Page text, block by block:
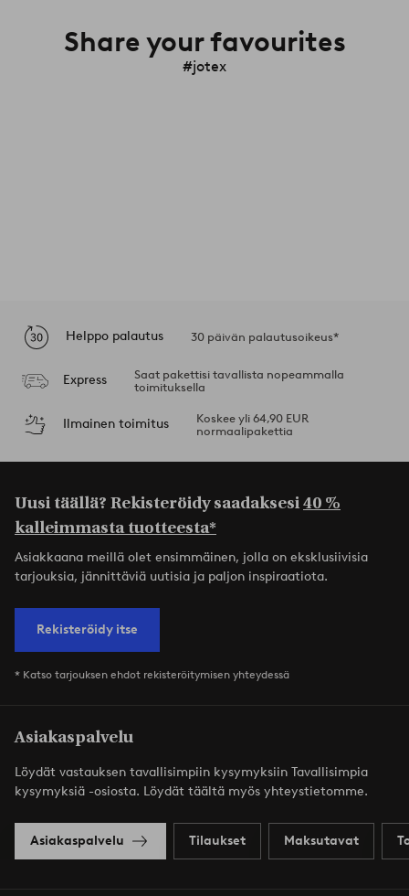
Share your favourites
#jotex
Helppo palautus 30 päivän palautusoikeus*
Express
Saat pakettisi tavallista nopeammalla
toimituksella
Ilmainen toimitus
Koskee yli 64,90 EUR
normaalipakettia
Uusi täällä? Rekisteröidy saadaksesi40 %
kalleimmasta tuotteesta*
Asiakkaana meillä olet ensimmäinen, jolla on eksklusiivisia
tarjouksia, jännittäviä uutisia ja paljon inspiraatiota.
Rekisteröidy itse
* Katso tarjouksen ehdot rekisteröitymisen yhteydessä
Asiakaspalvelu
Löydät vastauksen tavallisimpiin kysymyksiin Tavallisimpia
kysymyksiä -osiosta. Löydät täältä myös yhteystietomme.
Asiakaspalvelu Tilaukset Maksutavat